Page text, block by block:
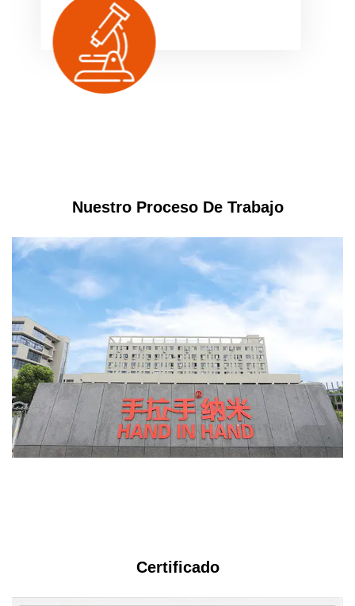
Nuestro Proceso De Trabajo
Certificado